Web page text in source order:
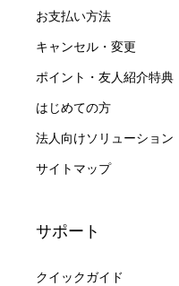
お支払い方法
キャンセル・変更
ポイント・友人紹介特典
はじめての方
法人向けソリューション
サイトマップ
サポート
クイックガイド